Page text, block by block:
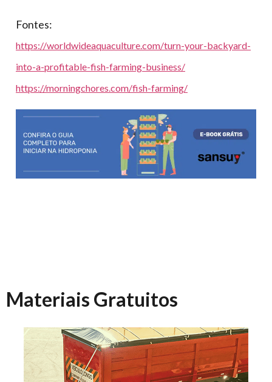
Fontes:
https://worldwideaquaculture.com/turn-your-backyard-
into-a-profitable-fish-farming-business/
https://morningchores.com/fish-farming/
Materiais Gratuitos